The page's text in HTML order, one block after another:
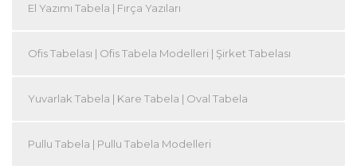
El Yazımı Tabela | Fırça Yazıları
Ofis Tabelası | Ofis Tabela Modelleri | Şirket Tabelası
Yuvarlak Tabela | Kare Tabela | Oval Tabela
Pullu Tabela | Pullu Tabela Modelleri